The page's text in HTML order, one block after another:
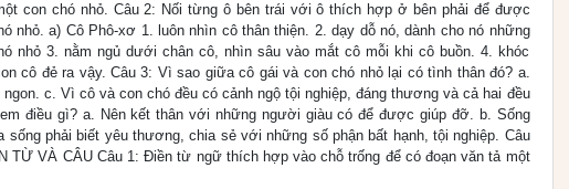
con chó nhỏ. Câu 2: Nối từng ô bên trái với ô thích hợp ở bên phải để được
nhỏ. a) Cô Phô-xơ 1. luôn nhìn cô thân thiện. 2. dạy dỗ nó, dành cho nó những
nhỏ 3. nằm ngủ dưới chân cô, nhìn sâu vào mắt cô mỗi khi cô buồn. 4. khóc
cô đẻ ra vậy. Câu 3: Vì sao giữa cô gái và con chó nhỏ lại có tình thân đó? a.
c. Vì cô và con chó đều có cảnh ngộ tội nghiệp, đáng thương và cả hai đều
điều gì? a. Nên kết thân với những người giàu có để được giúp đỡ. b. Sống
phải biết yêu thương, chia sẻ với những số phận bất hạnh, tội nghiệp. Câu
TỪ VÀ CÂU Câu 1: Điền từ ngữ thích hợp vào chỗ trống để có đoạn văn tả một